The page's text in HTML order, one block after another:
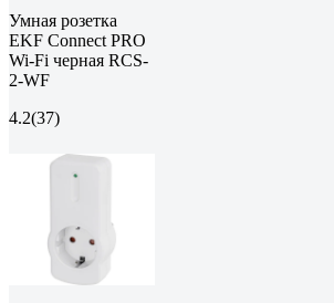
Умная розетка
EKF Сonnect PRO
Wi-Fi черная RCS-
2-WF
4.2(37)